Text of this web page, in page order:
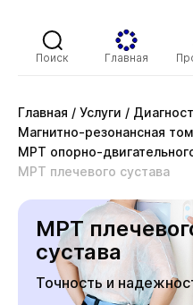
Поиск Главная
Главная / Услуги /
Магнитно-резонансная
МРТ опорно-
МРТ плечевого сустава
МРТ
сустава
Точность и